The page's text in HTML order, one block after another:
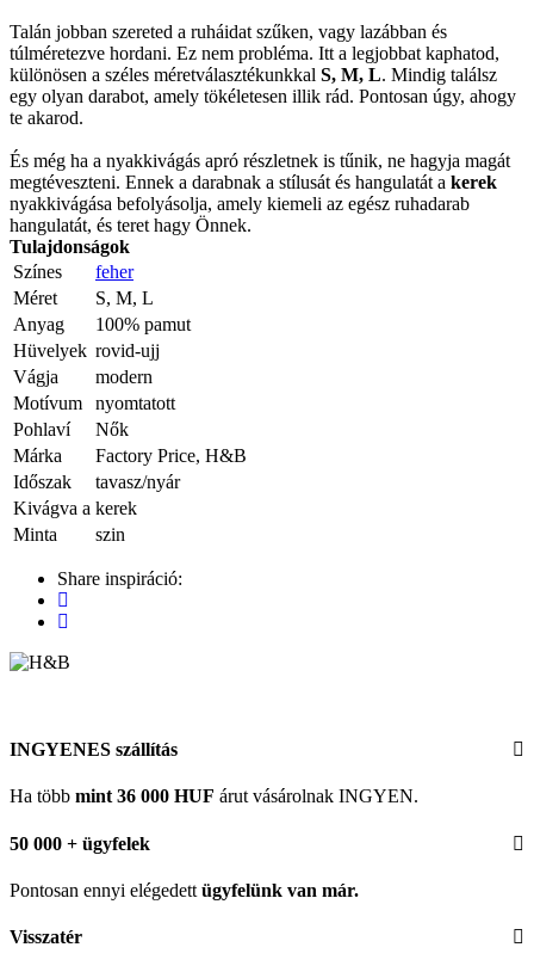
Talán jobban szereted a ruháidat szűken, vagy lazábban és
túlméretezve hordani. Ez nem probléma. Itt a legjobbat kaphatod,
különösen a széles méretválasztékunkkal S, M, L. Mindig találsz
egy olyan darabot, amely tökéletesen illik rád. Pontosan úgy, ahogy
te akarod.
És még ha a nyakkivágás apró részletnek is tűnik, ne hagyja magát
megtéveszteni. Ennek a darabnak a stílusát és hangulatát a kerek
nyakkivágása befolyásolja, amely kiemeli az egész ruhadarab
hangulatát, és teret hagy Önnek.
Tulajdonságok
Színes
feher
Méret
S, M, L
Anyag
100% pamut
Hüvelyek rovid-ujj
Vágja
modern
Motívum
nyomtatott
Pohlaví
Nők
Márka
Factory Price, H&B
Időszak
tavasz/nyár
Kivágva a kerek
Minta
szin
Share inspiráció:
INGYENES szállítás
Ha több mint 36 000 HUF árut vásárolnak INGYEN.
50 000 + ügyfelek
Pontosan ennyi elégedett ügyfelünk van már.
Visszatér